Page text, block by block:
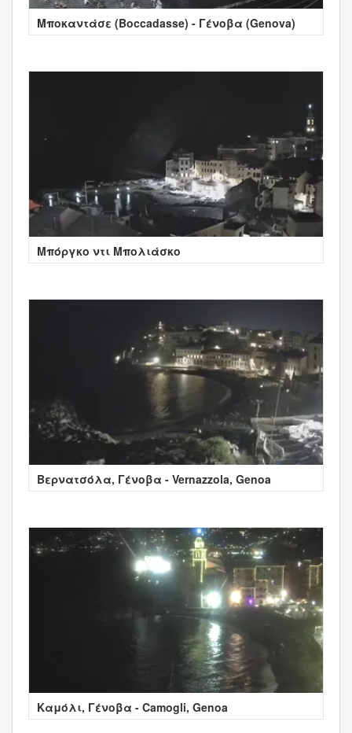
Μποκαντάσε (Boccadasse) - Γένοβα (Genova)
Μπόργκο ντι Μπολιάσκο
Βερνατσόλα, Γένοβα - Vernazzola, Genoa
Καμόλι, Γένοβα - Camogli, Genoa